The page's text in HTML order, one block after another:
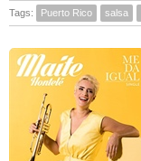
Tags: Puerto Rico salsa